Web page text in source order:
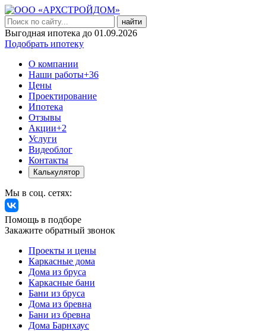
найти
Выгодная ипотека до 01.09.2026
Подобрать ипотеку
О компании
Наши работы+36
Цены
Проектирование
Ипотека
Отзывы
Акции+2
Услуги
Видеоблог
Контакты
Калькулятор
Мы в соц. сетях:
Помощь в подборе
Закажите обратный звонок
Проекты и цены
Каркасные дома
Дома из бруса
Каркасные бани
Бани из бруса
Дома из бревна
Бани из бревна
Дома Барнхаус